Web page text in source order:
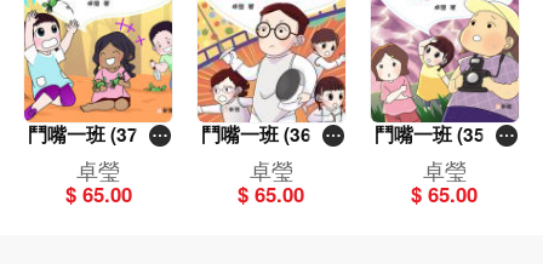
鬥嘴一班 (37) 意
想不到的「家
人」
卓瑩
$ 65.00
鬥嘴一班 (36) 劍
擊新人王
卓瑩
$ 65.00
鬥嘴一班 (35) 暴
雨求生記
卓瑩
$ 65.00